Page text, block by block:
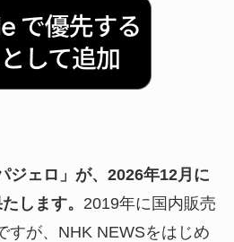
ジェロ」が、2026年12月に
します。 2019年に国内販売
すが、NHK NEWSをはじめ